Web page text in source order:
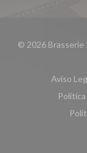
© 2026 Brasserie
Aviso